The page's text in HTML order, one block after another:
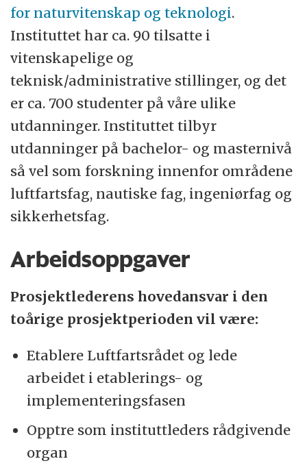
potensial. Tuftet på vitenskapelig integritet
skal vi være modige, engasjerte og rause -
tett på fag, folk og samtidsutviklingen.
Les mer om UiTs strategi mot 2030
for naturvitenskap og teknologi.
Instituttet har ca. 90 tilsatte i
vitenskapelige og
teknisk/administrative stillinger, og det
er ca. 700 studenter på våre ulike
utdanninger. Instituttet tilbyr
utdanninger på bachelor- og masternivå
så vel som forskning innenfor områdene
luftfartsfag, nautiske fag, ingeniørfag og
sikkerhetsfag.
Arbeidsoppgaver
Prosjektlederens hovedansvar i den
toårige prosjektperioden vil være:
Etablere Luftfartsrådet og lede
arbeidet i etablerings- og
implementeringsfasen
Opptre som instituttleders rådgivende
organ